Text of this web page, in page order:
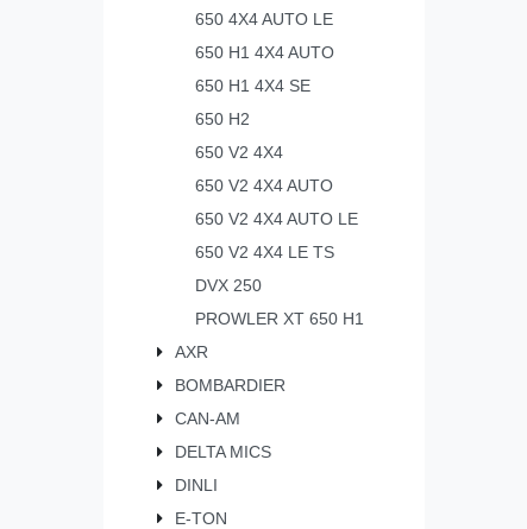
650 4X4 AUTO LE
650 H1 4X4 AUTO
650 H1 4X4 SE
650 H2
650 V2 4X4
650 V2 4X4 AUTO
650 V2 4X4 AUTO LE
650 V2 4X4 LE TS
DVX 250
PROWLER XT 650 H1
AXR
BOMBARDIER
CAN-AM
DELTA MICS
DINLI
E-TON